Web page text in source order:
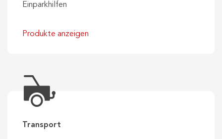
Einparkhilfen
Produkte anzeigen
Transport